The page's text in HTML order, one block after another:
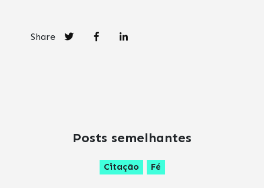
Share
Posts semelhantes
Citação Fé